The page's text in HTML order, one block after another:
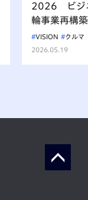
2026 ビジ
輪事業再構
VISION
クルマ
2026.05.19